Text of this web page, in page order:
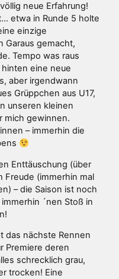
neue Erfahrung!
etwa in Runde 5 holte
einzige
Garaus gemacht,
Tempo was raus
eine neue
aber irgendwann
Grüppchen aus U17,
unseren kleinen
mich gewinnen.
– immerhin die
Enttäuschung (über
Freude (immerhin mal
– die Saison ist noch
´nen Stoß in
das nächste Rennen
Premiere deren
schrecklich grau,
trocken! Eine